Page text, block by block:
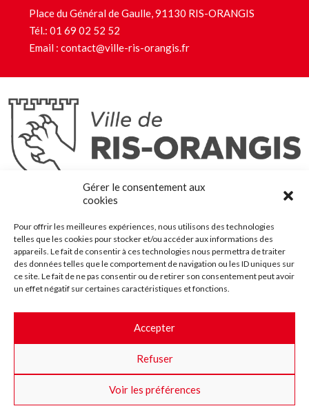
Gérer le consentement aux
cookies
Pour offrir les meilleures expériences, nous utilisons des technologies
telles que les cookies pour stocker et/ou accéder aux informations des
appareils. Le fait de consentir à ces technologies nous permettra de traiter
des données telles que le comportement de navigation ou les ID uniques sur
ce site. Le fait de ne pas consentir ou de retirer son consentement peut avoir
un effet négatif sur certaines caractéristiques et fonctions.
Accepter
Refuser
Voir les préférences
Place du Général de Gaulle, 91130 RIS-ORANGIS
Tél.: 01 69 02 52 52
Email : contact@ville-ris-orangis.fr
Ris-Orangis
@2022 — Tous droits réservés
Plan du site
Contact
Accessibilité
Crédits
Les marchés publics
Suggestions & Améliorations
Facebook
InstaTwitterYoutube